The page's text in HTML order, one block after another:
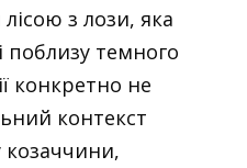
лісою з лози, яка
поблизу темного
конкретно не
контекст
козаччини,